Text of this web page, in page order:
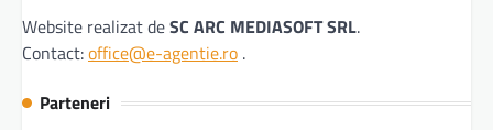
Website realizat deSC ARC MEDIASOFT SRL.
Contact:office@e-agentie.ro .
Parteneri